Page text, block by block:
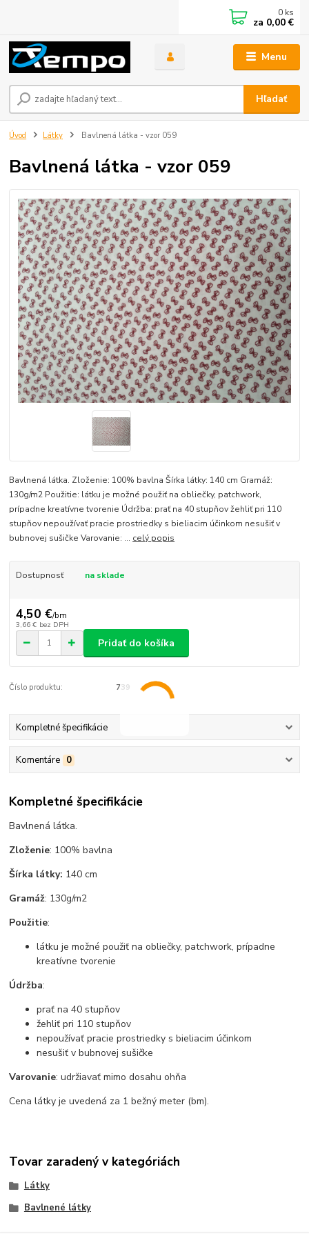
Menu
Hľadať
0 ks
za 0,00 €
Úvod Látky Bavlnená látka - vzor 059
Bavlnená látka - vzor 059
Bavlnená látka. Zloženie: 100% bavlna Šírka látky: 140 cm Gramáž:
130g/m2 Použitie: látku je možné použiť na obliečky, patchwork,
prípadne kreatívne tvorenie Údržba: prať na 40 stupňov žehliť pri 110
stupňov nepoužívať pracie prostriedky s bieliacim účinkom nesušiť v
bubnovej sušičke Varovanie: ... celý popis
Dostupnosť na sklade
4,50 €/bm
3,66 € bez DPH
Pridať do košíka
Číslo produktu: 739
Kompletné špecifikácie
Komentáre 0
Kompletné špecifikácie
Bavlnená látka.
Zloženie: 100% bavlna
Šírka látky: 140 cm
Gramáž: 130g/m2
Použitie:
látku je možné použiť na obliečky, patchwork, prípadne
kreatívne tvorenie
Údržba:
prať na 40 stupňov
žehliť pri 110 stupňov
nepoužívať pracie prostriedky s bieliacim účinkom
nesušiť v bubnovej sušičke
Varovanie: udržiavať mimo dosahu ohňa
Cena látky je uvedená za 1 bežný meter (bm).
Tovar zaradený v kategóriách
Látky
Bavlnené látky